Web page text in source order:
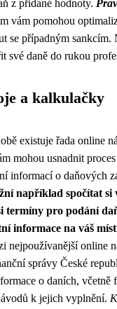
z přidané hodnoty.
vám pomohou
se případným sankcím.
své daně do rukou
a kalkulačky
existuje řada online
mohou usnadnit
informací o daňových
například spočítat si
termíny pro podání
informace na váš
nejpoužívanější online
správy České
o daních, včetně
k jejich vyplnění.